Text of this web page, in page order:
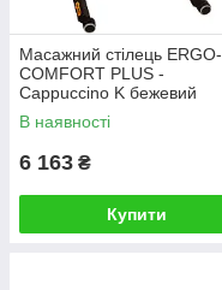
Масажний стілець ERGO-
COMFORT PLUS -
Cappuccino K бежевий
В наявності
6 163 ₴
Купити